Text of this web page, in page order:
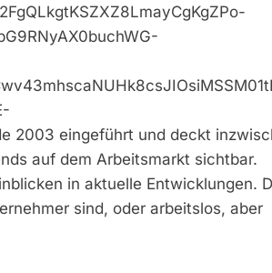
2003 eingeführt und deckt
auf dem Arbeitsmarkt sichtbar.
in aktuelle Entwicklungen.
sind, oder arbeitslos, aber